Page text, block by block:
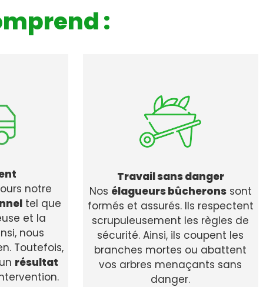
:
notre
tel que
et la
nous
Toutefois,
résultat
Travail sans danger
Nos élagueurs bûcheronssont
formés et assurés. Ils respectent
scrupuleusement les règles de
sécurité. Ainsi, ils coupent les
branches mortes ou abattent
vos arbres menaçants sans
danger.